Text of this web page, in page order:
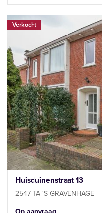
Verkocht
Huisduinenstraat 13
2547 TA 'S-GRAVENHAGE
Op aanvraag